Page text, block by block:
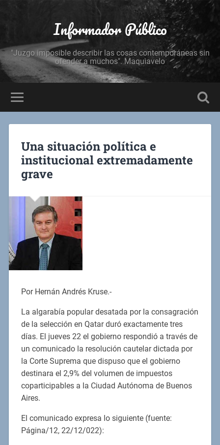
Informador Público
"Juzgo imposible describir las cosas contemporáneas sin
ofender a muchos". Maquiavelo
Una situación política e
institucional extremadamente
grave
Por Hernán Andrés Kruse.-
La algarabía popular desatada por la consagración
de la selección en Qatar duró exactamente tres
días. El jueves 22 el gobierno respondió a través de
un comunicado la resolución cautelar dictada por
la Corte Suprema que dispuso que el gobierno
destinara el 2,9% del volumen de impuestos
coparticipables a la Ciudad Autónoma de Buenos
Aires.
El comunicado expresa lo siguiente (fuente:
Página/12, 22/12/022):